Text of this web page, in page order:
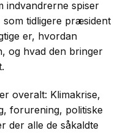
indvandrerne spiser
tidligere præsident
er, hvordan
og hvad den bringer
overalt: Klimakrise,
forurening, politiske
der alle de såkaldte